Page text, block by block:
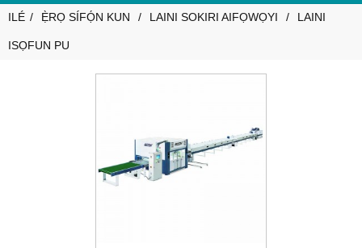
ILÉ Ẹ̀RỌ SÍFỌ́N KUN LAINI SOKIRI AIFỌWỌYI LAINI
ISỌFUN PU